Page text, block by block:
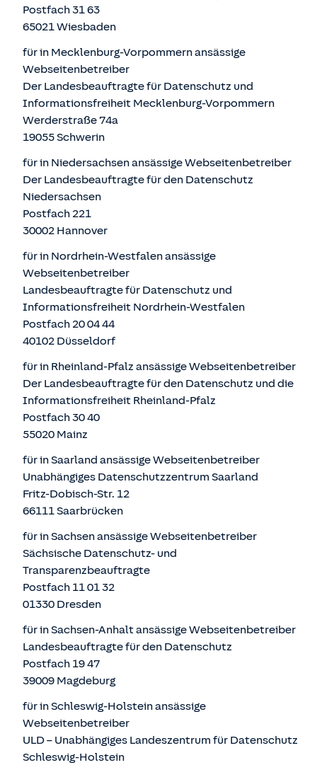
Postfach 31 63
65021 Wiesbaden
für in Mecklenburg-Vorpommern ansässige
Webseitenbetreiber
Der Landesbeauftragte für Datenschutz und
Informationsfreiheit Mecklenburg-Vorpommern
Werderstraße 74a
19055 Schwerin
für in Niedersachsen ansässige Webseitenbetreiber
Der Landesbeauftragte für den Datenschutz
Niedersachsen
Postfach 221
30002 Hannover
für in Nordrhein-Westfalen ansässige
Webseitenbetreiber
Landesbeauftragte für Datenschutz und
Informationsfreiheit Nordrhein-Westfalen
Postfach 20 04 44
40102 Düsseldorf
für in Rheinland-Pfalz ansässige Webseitenbetreiber
Der Landesbeauftragte für den Datenschutz und die
Informationsfreiheit Rheinland-Pfalz
Postfach 30 40
55020 Mainz
für in Saarland ansässige Webseitenbetreiber
Unabhängiges Datenschutzzentrum Saarland
Fritz-Dobisch-Str. 12
66111 Saarbrücken
für in Sachsen ansässige Webseitenbetreiber
Sächsische Datenschutz- und
Transparenzbeauftragte
Postfach 11 01 32
01330 Dresden
für in Sachsen-Anhalt ansässige Webseitenbetreiber
Landesbeauftragte für den Datenschutz
Postfach 19 47
39009 Magdeburg
für in Schleswig-Holstein ansässige
Webseitenbetreiber
ULD – Unabhängiges Landeszentrum für Datenschutz
Schleswig-Holstein